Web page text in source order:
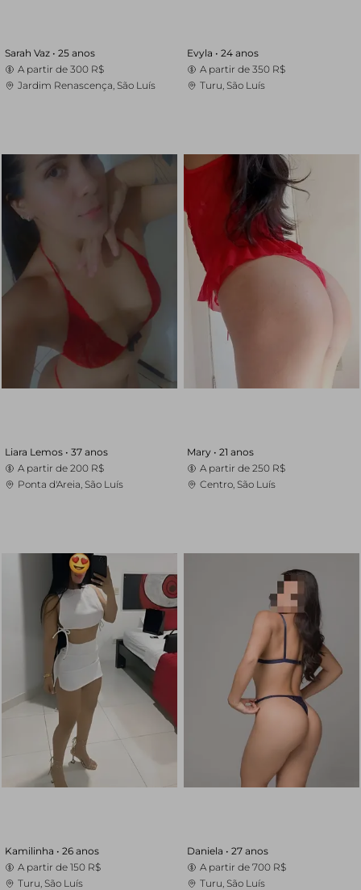
Sarah Vaz • 25 anos
A partir de 300 R$
Jardim Renascença, São Luís
Evyla • 24 anos
A partir de 350 R$
Turu, São Luís
Liara Lemos • 37 anos
A partir de 200 R$
Ponta d'Areia, São Luís
Mary • 21 anos
A partir de 250 R$
Centro, São Luís
Kamilinha • 26 anos
A partir de 150 R$
Turu, São Luís
Daniela • 27 anos
A partir de 700 R$
Turu, São Luís